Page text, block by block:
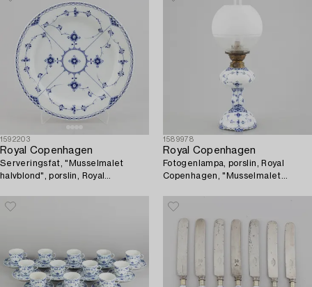
1592203
Royal Copenhagen
Serveringsfat, "Musselmalet
halvblond", porslin, Royal
1900.
1589978
Royal Copenhagen
Fotogenlampa, porslin, Royal
Copenhagen, "Musselmalet